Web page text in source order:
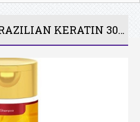
SAMPON NOVEX BRAZILIAN KERATIN 300 ML